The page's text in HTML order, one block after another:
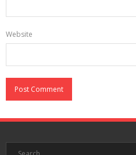
Website